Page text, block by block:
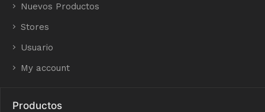
Nuevos Productos
Stores
Usuario
My account
Productos